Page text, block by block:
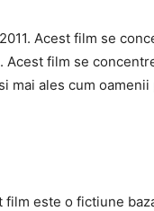
Acest film se
film se
mai ales cum
este o fictiune